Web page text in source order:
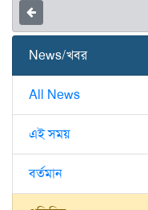
News/খবর
All News
এই সময়
বর্তমান